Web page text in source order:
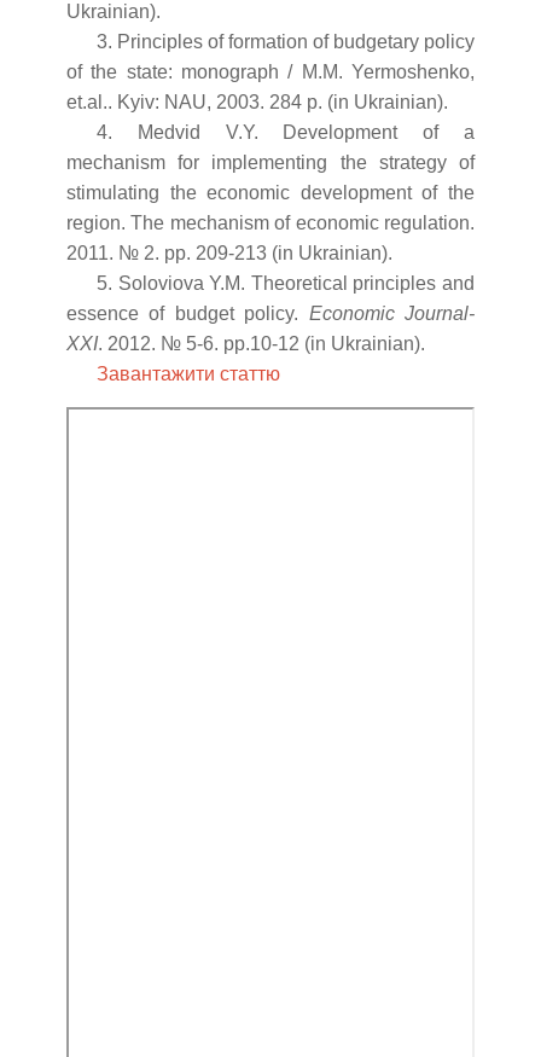
Ukrainian).
3. Principles of formation of budgetary policy
of the state: monograph / M.M. Yermoshenko,
et.al.. Kyiv: NAU, 2003. 284 p. (in Ukrainian).
4. Medvid V.Y. Development of a
mechanism for implementing the strategy of
stimulating the economic development of the
region. The mechanism of economic regulation.
2011. № 2. pp. 209-213 (in Ukrainian).
5. Soloviova Y.M. Theoretical principles and
essence of budget policy. Economic Journal-
XXI. 2012. № 5-6. pp.10-12 (in Ukrainian).
Завантажити статтю